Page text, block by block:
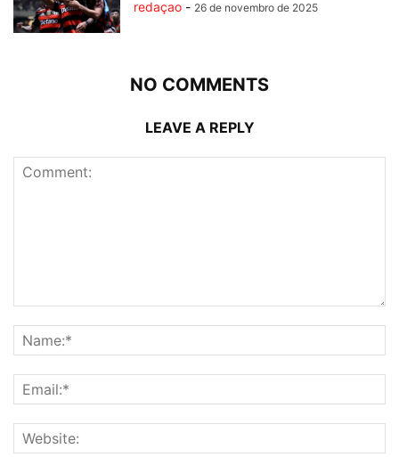
redaçao - 26 de novembro de 2025
NO COMMENTS
LEAVE A REPLY